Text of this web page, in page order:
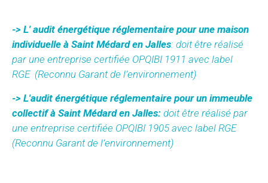
-> L' audit énergétique réglementaire pour une maison
individuelle à Saint Médard en Jalles: doit être réalisé
par une entreprise certifiée OPQIBI 1911 avec label
RGE (Reconnu Garant de l’environnement)
-> L'audit énergétique réglementaire pour un immeuble
collectif à Saint Médard en Jalles: doit être réalisé par
une entreprise certifiée OPQIBI 1905 avec label RGE
(Reconnu Garant de l’environnement)